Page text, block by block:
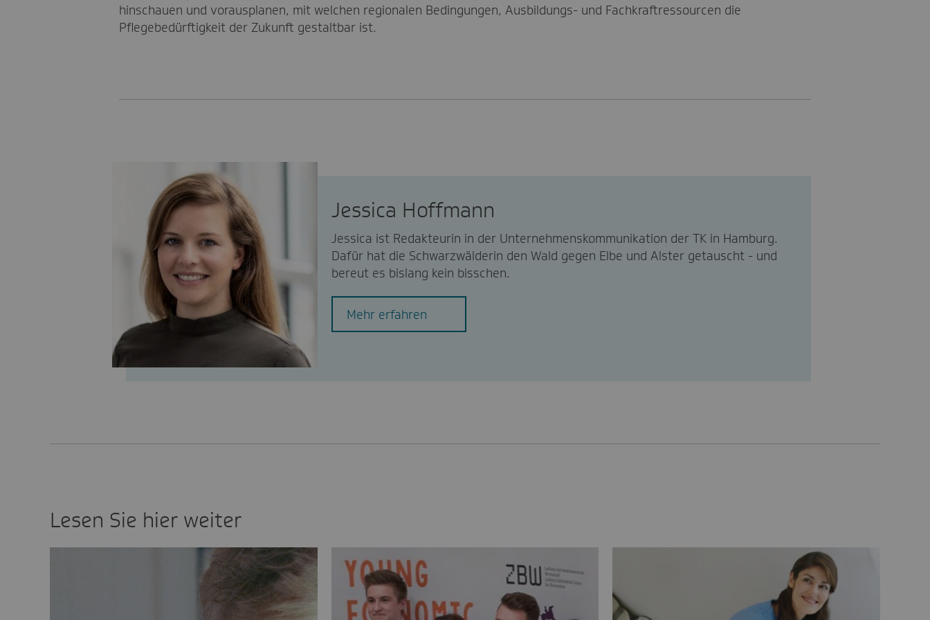
hinschauen und vorausplanen, mit welchen regionalen Bedingungen, Ausbildungs- und Fachkraftressourcen die
Pflegebedürftigkeit der Zukunft gestaltbar ist.
Jessica Hoffmann
Jessica ist Redakteurin in der Unternehmenskommunikation der TK in Hamburg.
Dafür hat die Schwarzwälderin den Wald gegen Elbe und Alster getauscht - und
bereut es bislang kein bisschen.
Mehr erfahren
Lesen Sie hier weiter